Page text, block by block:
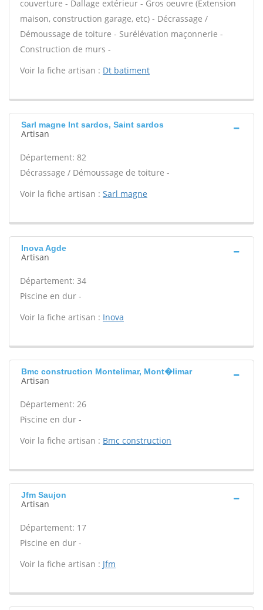
couverture - Dallage extérieur - Gros oeuvre (Extension
maison, construction garage, etc) - Décrassage /
Démoussage de toiture - Surélévation maçonnerie -
Construction de murs -
Voir la fiche artisan : Dt batiment
Sarl magne Int sardos, Saint sardos
Artisan
Département: 82
Décrassage / Démoussage de toiture -
Voir la fiche artisan : Sarl magne
Inova Agde
Artisan
Département: 34
Piscine en dur -
Voir la fiche artisan : Inova
Bmc construction Montelimar, Mont�limar
Artisan
Département: 26
Piscine en dur -
Voir la fiche artisan : Bmc construction
Jfm Saujon
Artisan
Département: 17
Piscine en dur -
Voir la fiche artisan : Jfm